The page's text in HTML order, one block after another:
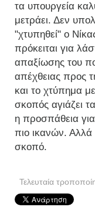
τα υπουργεία
μετράει. Δεν
"χτυπηθεί" ο
πρόκειται για
απαξίωσης του
απέχθειας προς
και το χτύπημα
σκοπός αγιάζει
η προσπάθεια
πιο ικανών.
σκοπό.
Τελευταία